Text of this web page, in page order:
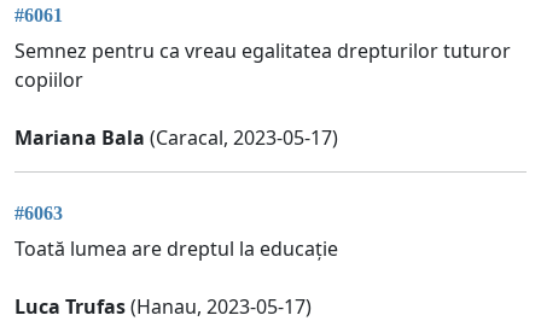
#6061
Semnez pentru ca vreau egalitatea drepturilor tuturor
copiilor
Mariana Bala (Caracal, 2023-05-17)
#6063
Toată lumea are dreptul la educație
Luca Trufas(Hanau, 2023-05-17)